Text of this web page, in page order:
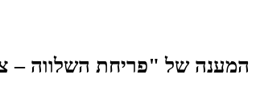
המענה של "פריחת השלווה